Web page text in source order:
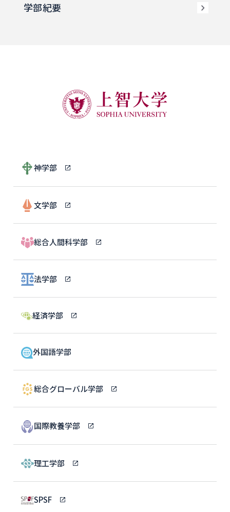
学部紀要
神学部
文学部
総合人間科学部
法学部
経済学部
外国語学部
総合グローバル学部
国際教養学部
理工学部
SPSF